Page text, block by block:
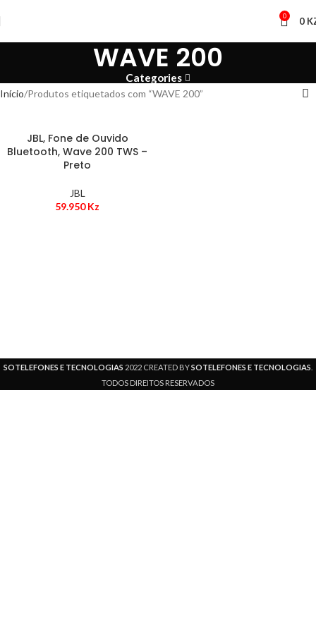
0 0
WAVE 200
Categories
Início Produtos etiquetados com “WAVE 200”
JBL, Fone de Ouvido
Bluetooth, Wave 200 TWS –
Preto
JBL
59.950Kz
SOTELEFONES E TECNOLOGIAS 2022 CREATED BYSOTELEFONES E TECNOLOGIAS
TODOS DIREITOS RESERVADOS